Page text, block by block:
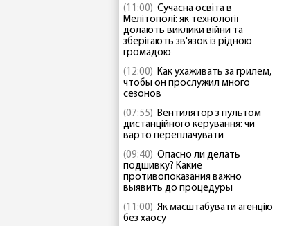
(11:00) Сучасна освіта в
Мелітополі: як технології
долають виклики війни та
зберігають зв'язок із рідною
громадою
(12:00) Как ухаживать за грилем,
чтобы он прослужил много
сезонов
(07:55) Вентилятор з пультом
дистанційного керування: чи
варто переплачувати
(09:40) Опасно ли делать
подшивку? Какие
противопоказания важно
выявить до процедуры
(11:00) Як масштабувати агенцію
без хаосу